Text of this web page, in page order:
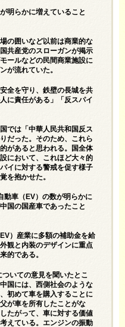
明らかに増えていること
の囲いなど以前は商業的な
共産党のスローガンが掲示
ールなどの民間商業施設に
が流れていた。
全を守り、鉄壁の長城を共
に責任がある」「反スパイ
では「中華人民共和国反ス
だった。そのため、これら
があると思われる。国全体
において、これほど大々的
イに対する警戒を促す様子
を抱かせた。
動車（EV）の数が明らかに
国の国産車であったこと
）産業に多額の補助金を給
観と内装のデザインに重点
的である。
いての意見を聞いたとこ
国には、西側社会のような
初めて車を購入することに
が車を所有したことがな
たがって、車に対する価値
えている。エンジンの振動